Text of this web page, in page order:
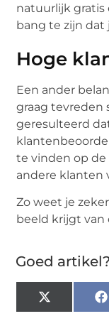
natuurlijk gratis
bang te zijn dat
Hoge
Een ander
graag tevreden
geresulteerd
te vinden op
andere klanten
Zo weet je
beeld krijgt van
Goed
X
(Twitter)